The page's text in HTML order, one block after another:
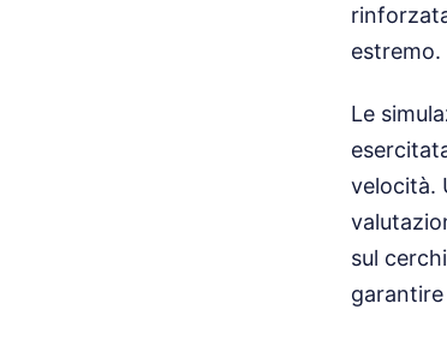
estremo.
Le
velocità.
sul